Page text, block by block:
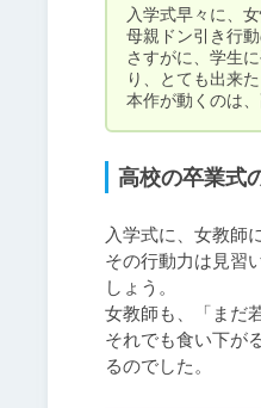
入学式早々に、
母親ドン引き行
さすがに、学生
り、とても出来
本作が動くのは
高校の卒業式
入学式に、女教師
その行動力は見習
しょう。
女教師も、「まだ
それでも食い下が
るのでした。